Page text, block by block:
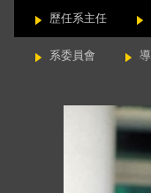
歷任系主任
系委員會